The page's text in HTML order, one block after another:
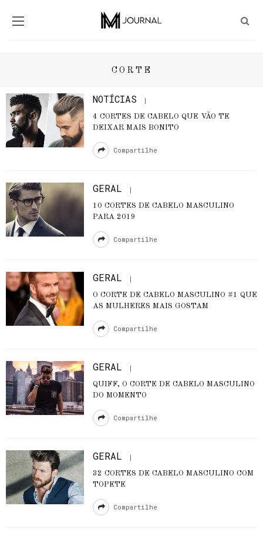
CORTE
NOTÍCIAS
4 CORTES DE CABELO QUE VÃO TE
DEIXAR MAIS BONITO
Compartilhe
GERAL
10 CORTES DE CABELO MASCULINO
PARA 2019
Compartilhe
GERAL
O CORTE DE CABELO MASCULINO #1 QUE
AS MULHERES MAIS GOSTAM
Compartilhe
GERAL
QUIFF, O CORTE DE CABELO MASCULINO
DO MOMENTO
Compartilhe
GERAL
32 CORTES DE CABELO MASCULINO COM
TOPETE
Compartilhe